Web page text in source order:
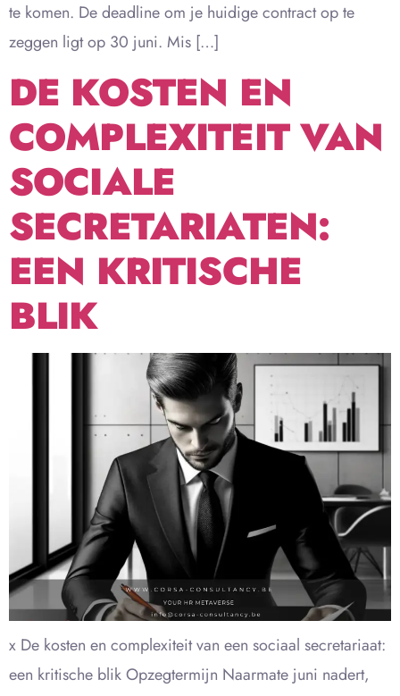
te komen. De deadline om je huidige contract op te
zeggen ligt op 30 juni. Mis […]
DE KOSTEN EN
COMPLEXITEIT VAN
SOCIALE
SECRETARIATEN:
EEN KRITISCHE
BLIK
x De kosten en complexiteit van een sociaal secretariaat:
een kritische blik Opzegtermijn Naarmate juni nadert,